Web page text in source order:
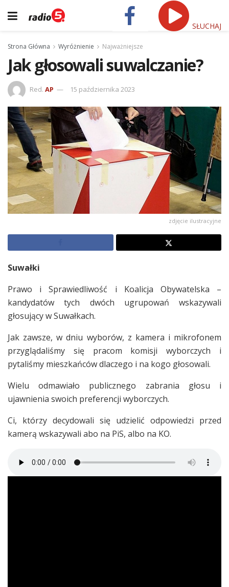
SŁUCHAJ
Strona Główna Wyróżnienie Najważniejsze
Jak głosowali suwalczanie?
Red. AP 15 października 2023
zdjęcie ilustracyjne
Suwałki
Prawo i Sprawiedliwość i Koalicja Obywatelska –
kandydatów tych dwóch ugrupowań wskazywali
głosujący w Suwałkach.
Jak zawsze, w dniu wyborów, z kamera i mikrofonem
przyglądaliśmy się pracom komisji wyborczych i
pytaliśmy mieszkańców dlaczego i na kogo głosowali.
Wielu odmawiało publicznego zabrania głosu i
ujawnienia swoich preferencji wyborczych.
Ci, którzy decydowali się udzielić odpowiedzi przed
kamerą wskazywali abo na PiS, albo na KO.